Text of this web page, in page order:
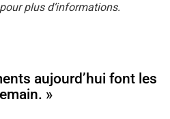
plus d’informations.
aujourd’hui font les
»